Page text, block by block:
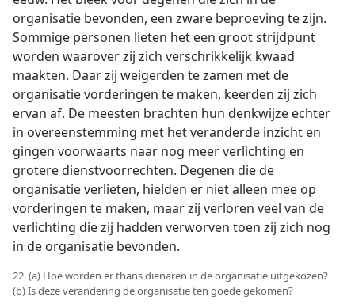
organisatie bevonden, een zware beproeving te zijn.
Sommige personen lieten het een groot strijdpunt
worden waarover zij zich verschrikkelijk kwaad
maakten. Daar zij weigerden te zamen met de
organisatie vorderingen te maken, keerden zij zich
ervan af. De meesten brachten hun denkwijze echter
in overeenstemming met het veranderde inzicht en
gingen voorwaarts naar nog meer verlichting en
grotere dienstvoorrechten. Degenen die de
organisatie verlieten, hielden er niet alleen mee op
vorderingen te maken, maar zij verloren veel van de
verlichting die zij hadden verworven toen zij zich nog
in de organisatie bevonden.
22. (a) Hoe worden er thans dienaren in de organisatie uitgekozen?
(b) Is deze verandering de organisatie ten goede gekomen?